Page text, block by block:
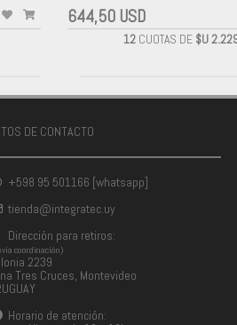
644,50 USD
12CUOTAS DE $U
DE CONTACTO
+598 95 501166 [whatsapp]
tienda@integratec.uy
Dirección para retiros:
coordinación)
2239
Tres Cruces, Montevideo
Horario de atención: